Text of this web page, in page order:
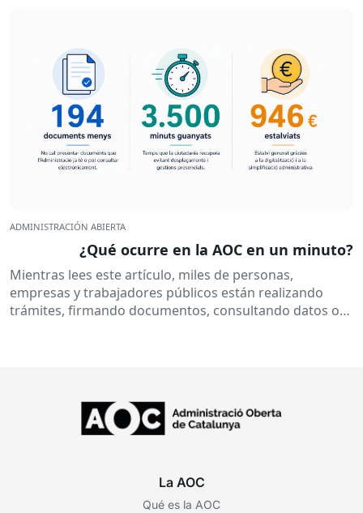
ADMINISTRACIÓN ABIERTA
¿Qué ocurre en la AOC en un minuto?
Mientras lees este artículo, miles de personas,
empresas y trabajadores públicos están realizando
trámites, firmando documentos, consultando datos o
La AOC
Qué es la AOC